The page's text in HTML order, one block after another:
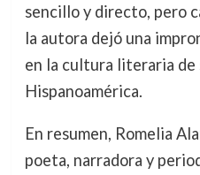
sencillo y directo, pero
la autora dejó una
en la cultura literaria de
Hispanoamérica.
En resumen, Romelia
poeta, narradora y